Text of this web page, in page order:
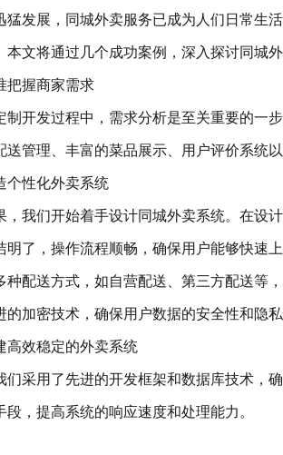
猛发展，同城外卖服务已成为人们日常生
本文将通过几个成功案例，深入探讨同城
把握商家需求
制开发过程中，需求分析是至关重要的一
送管理、丰富的菜品展示、用户评价系统
个性化外卖系统
，我们开始着手设计同城外卖系统。在设
明了，操作流程顺畅，确保用户能够快速
种配送方式，如自营配送、第三方配送等
的加密技术，确保用户数据的安全性和隐
高效稳定的外卖系统
们采用了先进的开发框架和数据库技术，
，提高系统的响应速度和处理能力。